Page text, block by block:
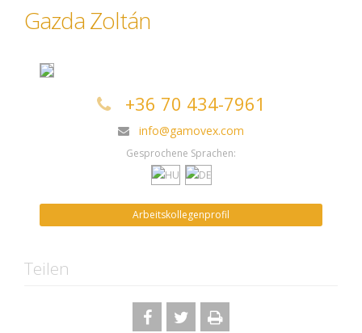
Gazda Zoltán
+36 70 434-7961
info@gamovex.com
Gesprochene Sprachen:
Arbeitskollegenprofil
Teilen